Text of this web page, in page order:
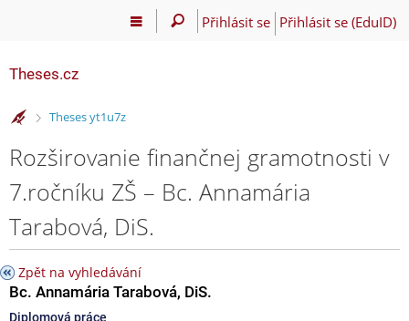
Přihlásit se Přihlásit se (EduID)
Theses.cz
>
Theses yt1u7z
Rozširovanie finančnej gramotnosti v
7.ročníku ZŠ – Bc. Annamária
Tarabová, DiS.
Zpět na vyhledávání
Bc. Annamária Tarabová, DiS.
Diplomová práce